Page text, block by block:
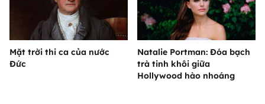
Mặt trời thi ca của nước
Đức
Natalie Portman: Đóa bạch
trà tinh khôi giữa
Hollywood hào nhoáng